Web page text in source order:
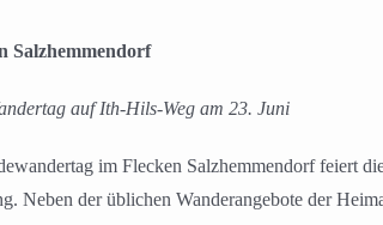
Salzhemmendorf
auf Ith-Hils-Weg am 23. Juni
im Flecken Salzhemmendorf feiert
Neben der üblichen Wanderangebote der